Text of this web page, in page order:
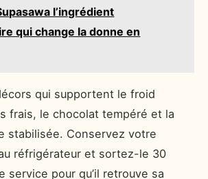
l’ingrédient
qui change la donne en
qui supportent le froid
frais, le chocolat tempéré et la
stabilisée. Conservez votre
réfrigérateur et sortez-le 30
service pour qu’il retrouve sa